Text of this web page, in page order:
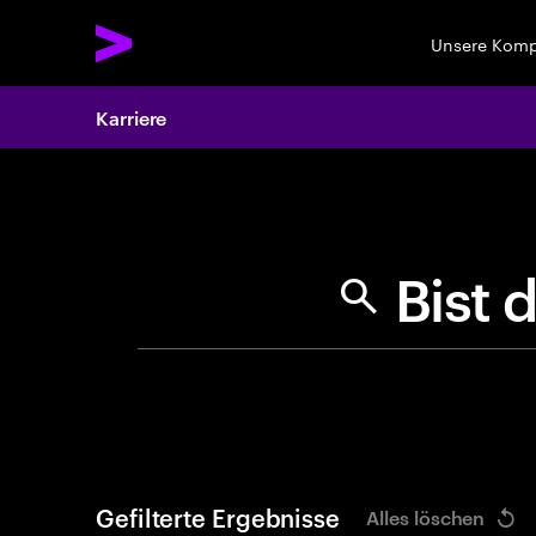
Unsere
Karriere
Gefilterte Ergebnisse Alles löschen